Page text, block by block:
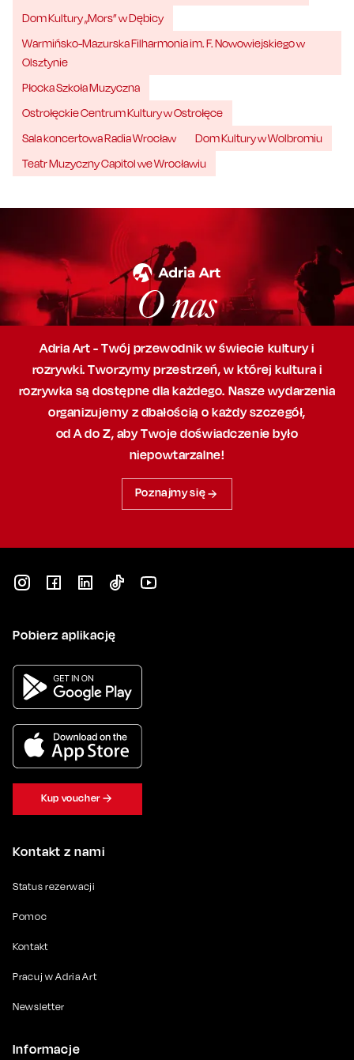
Dom Kultury „Mors” w Dębicy
Warmińsko-Mazurska Filharmonia im. F. Nowowiejskiego w
Olsztynie
Płocka Szkoła Muzyczna
Ostrołęckie Centrum Kultury w Ostrołęce
Sala koncertowa Radia Wrocław
Dom Kultury w Wolbromiu
Teatr Muzyczny Capitol we Wrocławiu
O nas
Adria Art - Twój przewodnik w świecie kultury i
rozrywki. Tworzymy przestrzeń,w której kultura i
rozrywka są dostępne dla każdego. Nasze wydarzenia
organizujemy z dbałością o każdy szczegół,
od A do Z, abyTwoje doświadczenie było
niepowtarzalne!
Poznajmy się
Kontakt z nami
Status rezerwacji
Pomoc
Kontakt
Pracuj w Adria Art
Newsletter
Informacje
Pobierz aplikację
Kup voucher